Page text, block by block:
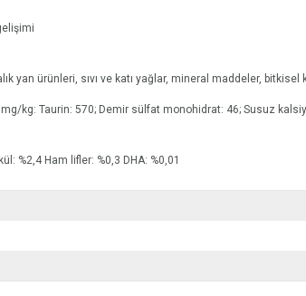
yan ürünleri, sıvı ve katı yağlar, mineral maddeler, bitkisel
kg: Taurin: 570; Demir sülfat monohidrat: 46; Susuz
%2,4 Ham lifler: %0,3 DHA: %0,01